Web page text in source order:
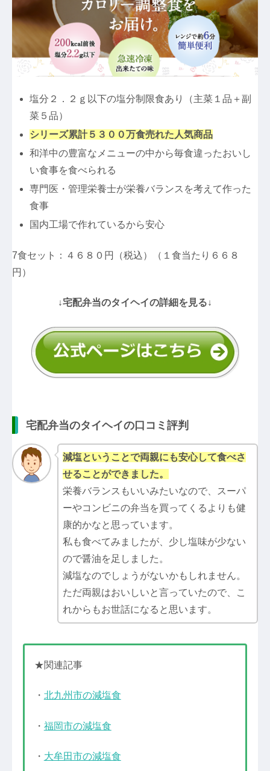
塩分２．２ｇ以下の塩分制限食あり（主菜１品＋副
菜５品）
シリーズ累計５３００万食売れた人気商品
和洋中の豊富なメニューの中から毎食違ったおいし
い食事を食べられる
専門医・管理栄養士が栄養バランスを考えて作った
食事
国内工場で作れているから安心
7食セット：４６８０円（税込）（１食当たり６６８
円）
↓宅配弁当のタイヘイの詳細を見る↓
宅配弁当のタイヘイの口コミ評判
減塩ということで両親にも安心して食べさ
せることができました。
栄養バランスもいいみたいなので、スーパ
ーやコンビニの弁当を買ってくるよりも健
康的かなと思っています。
私も食べてみましたが、少し塩味が少ない
ので醤油を足しました。
減塩なのでしょうがないかもしれません。
ただ両親はおいしいと言っていたので、こ
れからもお世話になると思います。
★関連記事
・ 北九州市の減塩食
・ 福岡市の減塩食
・ 大牟田市の減塩食